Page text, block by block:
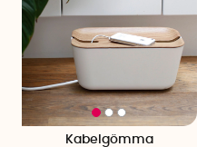
Kabelgömma